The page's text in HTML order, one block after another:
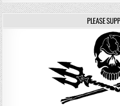
PLEASE